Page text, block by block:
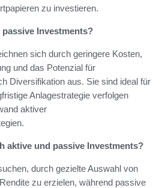
zu investieren.
Investments?
sich durch geringere Kosten,
und das Potenzial für
Diversifikation aus. Sie sind ideal für
Anlagestrategie verfolgen
aktiver
aktive und passive Investments?
durch gezielte Auswahl von
zu erzielen, während passive